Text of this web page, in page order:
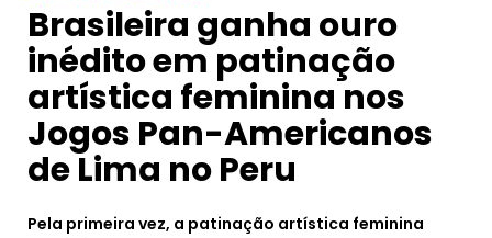
Brasileira ganha ouro
inédito em patinação
artística feminina nos
Jogos Pan-Americanos
de Lima no Peru
Pela primeira vez, a patinação artística feminina